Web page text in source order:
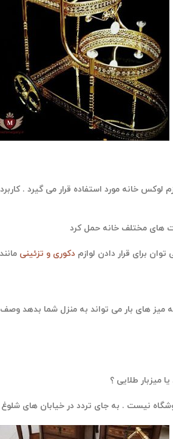
خانه مورد استفاده قرار می گیرد .
برای قرار دادن لوازم دکوری و تزئینی
میز های بار می تواند به منزل شما بدهد
میزبار طلایی ؟